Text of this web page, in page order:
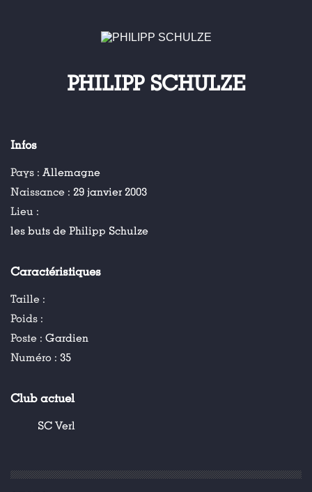
PHILIPP SCHULZE
Infos
Pays : Allemagne
Naissance : 29 janvier 2003
Lieu :
les buts de Philipp Schulze
Caractéristiques
Taille :
Poids :
Poste : Gardien
Numéro : 35
Club actuel
SC Verl